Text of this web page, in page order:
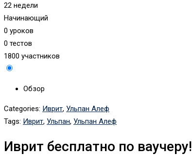
22 недели
Начинающий
0 уроков
0 тестов
1800 участников
Обзор
Categories: Иврит, Ульпан Алеф
Tags: Иврит, Ульпан, Ульпан Алеф
Иврит бесплатно по ваучеру!